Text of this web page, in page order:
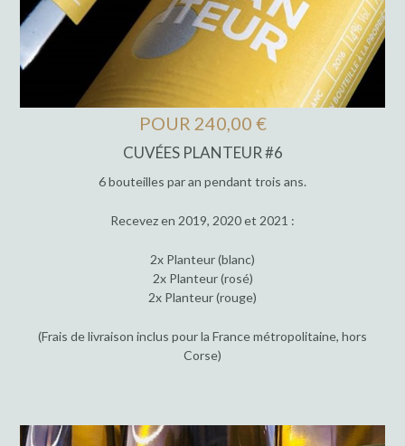
POUR 240,00 €
CUVÉES PLANTEUR #6
6 bouteilles par an pendant trois ans.
Recevez en 2019, 2020 et 2021 :
2x Planteur (blanc)
2x Planteur (rosé)
2x Planteur (rouge)
(Frais de livraison inclus pour la France métropolitaine, hors
Corse)